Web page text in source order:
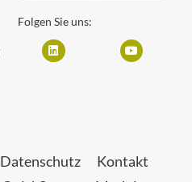
Folgen Sie uns:
Datenschutz
Kontakt